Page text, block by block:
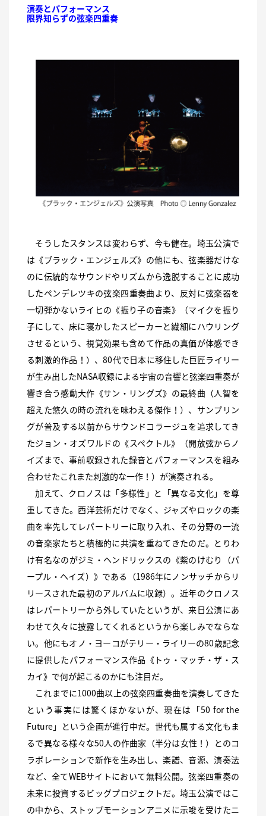
演奏とパフォーマンス
限界知らずの弦楽四重奏
そうしたスタンスは変わらず、今も健在。埼玉公演で
は《ブラック・エンジェルズ》の他にも、弦楽器だけな
のに伝統的なサウンドやリズムから逸脱することに成功
したペンデレツキの弦楽四重奏曲より、反対に弦楽器を
一切弾かないライヒの《振り子の音楽》（マイクを振り
子にして、床に寝かしたスピーカーと繊細にハウリング
させるという、視覚効果も含めて作品の真価が体感でき
る刺激的作品！）、80代で日本に移住した巨匠ライリー
が生み出したNASA収録による宇宙の音響と弦楽四重奏が
響き合う感動大作《サン・リングズ》の最終曲（人智を
超えた悠久の時の流れを味わえる傑作！）、サンプリン
グが普及する以前からサウンドコラージュを追求してき
たジョン・オズワルドの《スペクトル》（開放弦からノ
イズまで、事前収録された録音とパフォーマンスを組み
合わせたこれまた刺激的な一作！）が演奏される。
加えて、クロノスは「多様性」と「異なる文化」を尊
重してきた。西洋芸術だけでなく、ジャズやロックの楽
曲を率先してレパートリーに取り入れ、その分野の一流
の音楽家たちと積極的に共演を重ねてきたのだ。とりわ
け有名なのがジミ・ヘンドリックスの《紫のけむり（パ
ープル・ヘイズ）》である（1986年にノンサッチからリ
リースされた最初のアルバムに収録）。近年のクロノス
はレパートリーから外していたというが、来日公演にあ
わせて久々に披露してくれるというから楽しみでならな
い。他にもオノ・ヨーコがテリー・ライリーの80歳記念
に提供したパフォーマンス作品《トゥ・マッチ・ザ・ス
カイ》で何が起こるのかにも注目だ。
これまでに1000曲以上の弦楽四重奏曲を演奏してきた
という事実には驚くほかないが、現在は「50 for the
Future」という企画が進行中だ。世代も属する文化もま
るで異なる様々な50人の作曲家（半分は女性！）とのコ
ラボレーションで新作を生み出し、楽譜、音源、演奏法
など、全てWEBサイトにおいて無料公開。弦楽四重奏の
未来に投資するビッグプロジェクトだ。埼玉公演ではこ
の中から、ストップモーションアニメに示唆を受けたニ